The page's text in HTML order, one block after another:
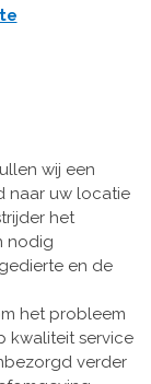
wij een
naar uw locatie
het
nodig
en de
het probleem
kwaliteit service
verder